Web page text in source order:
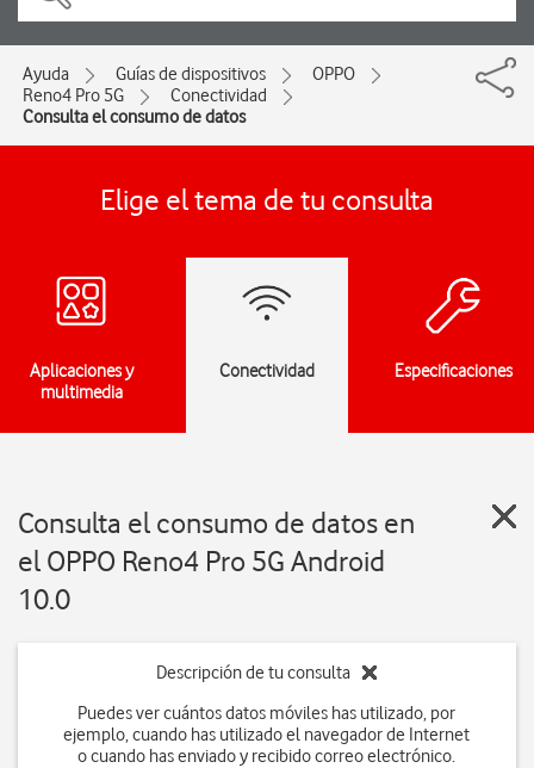
Ayuda Guías de dispositivos
OPPO
Reno4 Pro 5G
Conectividad
Consulta el consumo de datos
Elige el tema de tu consulta
Aplicaciones y
multimedia
Conectividad Especificaciones
Consulta el consumo de datos en
el OPPO Reno4 Pro 5G Android
10.0
Descripción de tu consulta
Puedes ver cuántos datos móviles has utilizado, por
ejemplo, cuando has utilizado el navegador de Internet
o cuando has enviado y recibido correo electrónico.